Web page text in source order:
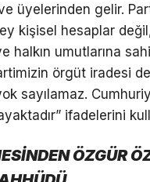
üyelerinden gelir.
kişisel hesaplar
halkın umutlarına
örgüt iradesi
sayılamaz.
ifadelerini
ÖZGÜR